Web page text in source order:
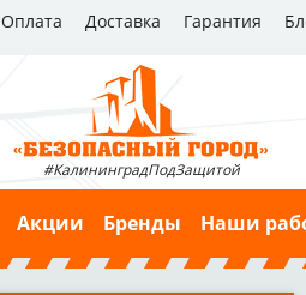
Оплата Доставка Гарантия
#КалининградПодЗащитой
Акции Бренды Наши